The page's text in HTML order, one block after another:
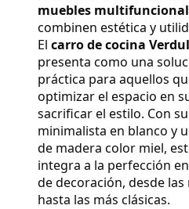
muebles
combinen estética y
El carro de cocina
presenta como una
práctica para aquellos
optimizar el espacio en
sacrificar el estilo. Con
minimalista en blanco y
de madera color miel,
integra a la perfección
de decoración, desde
hasta las más clásicas.